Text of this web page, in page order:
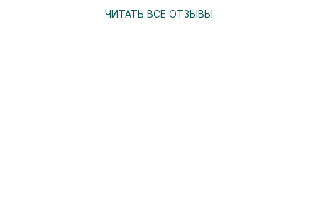
ЧИТАТЬ ВСЕ ОТЗЫВЫ